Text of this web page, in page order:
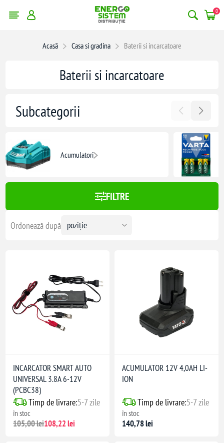
0
Acasă Casa si gradina Baterii si incarcatoare
filtrele
Baterii si incarcatoare
Subcategorii
Acumulatori
FILTRE
Ordonează după
INCARCATOR SMART AUTO
UNIVERSAL 3.8A 6-12V
(PCBC38)
Timp de livrare:5-7 zile
în stoc
105,00 lei108,22 lei
ACUMULATOR 12V 4,0AH LI-
ION
Timp de livrare:5-7 zile
în stoc
140,78 lei